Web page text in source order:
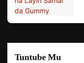
Tuntube Mu